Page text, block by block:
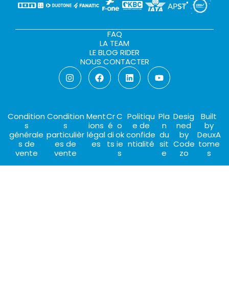
FAQ
LA TEAM
LE BLOG RIDER
NOUS CONTACTER
Condition
s
générale
s de
vente
Condition
s
particulièr
es de
vente
Ment
ions
légal
es
Cr
é
di
ts
C
o
ok
ie
s
Politiqu
e de
confide
ntialité
Pla
n
du
sit
e
Desig
ned
by
Code
zo
Built
by
DeuxA
tome
s